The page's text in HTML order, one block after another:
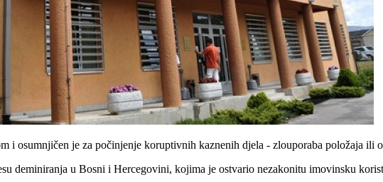
i osumnjičen je za počinjenje koruptivnih kaznenih djela - zlouporaba položaja
deminiranja u Bosni i Hercegovini, kojima je ostvario nezakonitu imovinsku